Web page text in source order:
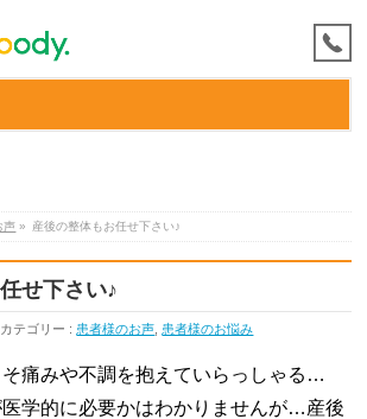
声 » 産後の整体もお任せ下さい♪
せ下さい♪
テゴリー : 患者様のお声 患者様のお悩み
痛みや不調を抱えていらっしゃる…
学的に必要かはわかりませんが…産後